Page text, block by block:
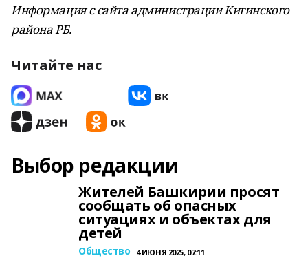
Информация с сайта администрации Кигинского
района РБ.
Читайте нас
Выбор редакции
Жителей Башкирии просят
сообщать об опасных
ситуациях и объектах для
детей
Общество 4 ИЮНЯ 2025, 07:11